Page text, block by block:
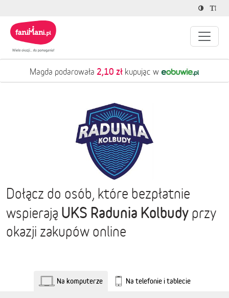
Magda podarowała 2,10 zł kupując w
Dołącz do osób, które bezpłatnie
wspierają UKS Radunia Kolbudy przy
okazji zakupów online
Na komputerze Na telefonie i tablecie